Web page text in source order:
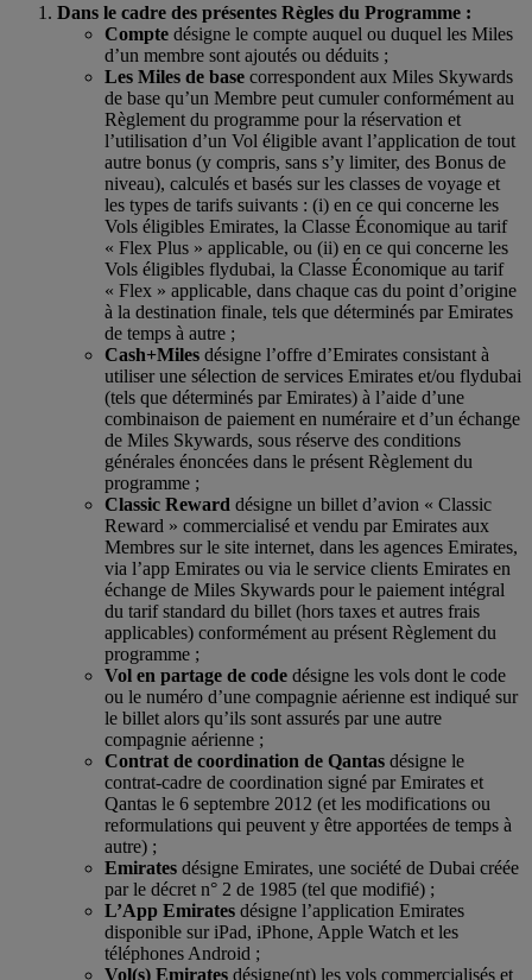
Dans le cadre des présentes Règles du Programme :
Compte désigne le compte auquel ou duquel les Miles
d’un membre sont ajoutés ou déduits ;
Les Miles de base correspondent aux Miles Skywards
de base qu’un Membre peut cumuler conformément au
Règlement du programme pour la réservation et
l’utilisation d’un Vol éligible avant l’application de tout
autre bonus (y compris, sans s’y limiter, des Bonus de
niveau), calculés et basés sur les classes de voyage et
les types de tarifs suivants : (i) en ce qui concerne les
Vols éligibles Emirates, la Classe Économique au tarif
« Flex Plus » applicable, ou (ii) en ce qui concerne les
Vols éligibles flydubai, la Classe Économique au tarif
« Flex » applicable, dans chaque cas du point d’origine
à la destination finale, tels que déterminés par Emirates
de temps à autre ;
Cash+Miles désigne l’offre d’Emirates consistant à
utiliser une sélection de services Emirates et/ou flydubai
(tels que déterminés par Emirates) à l’aide d’une
combinaison de paiement en numéraire et d’un échange
de Miles Skywards, sous réserve des conditions
générales énoncées dans le présent Règlement du
programme ;
Classic Reward désigne un billet d’avion « Classic
Reward » commercialisé et vendu par Emirates aux
Membres sur le site internet, dans les agences Emirates,
via l’app Emirates ou via le service clients Emirates en
échange de Miles Skywards pour le paiement intégral
du tarif standard du billet (hors taxes et autres frais
applicables) conformément au présent Règlement du
programme ;
Vol en partage de code désigne les vols dont le code
ou le numéro d’une compagnie aérienne est indiqué sur
le billet alors qu’ils sont assurés par une autre
compagnie aérienne ;
Contrat de coordination de Qantas désigne le
contrat-cadre de coordination signé par Emirates et
Qantas le 6 septembre 2012 (et les modifications ou
reformulations qui peuvent y être apportées de temps à
autre) ;
Emirates désigne Emirates, une société de Dubai créée
par le décret n° 2 de 1985 (tel que modifié) ;
L’App Emirates désigne l’application Emirates
disponible sur iPad, iPhone, Apple Watch et les
téléphones Android ;
Vol(s) Emirates désigne(nt) les vols commercialisés et